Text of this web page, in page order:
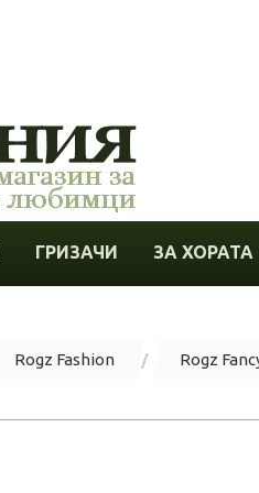
ГРИЗАЧИ ЗА ХОРАТА
Rogz Fashion Rogz